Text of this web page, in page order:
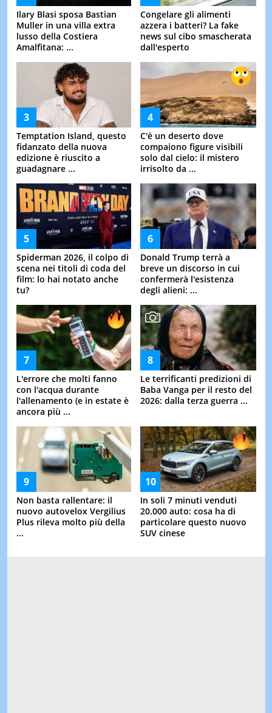
Ilary Blasi sposa Bastian
Muller in una villa extra
lusso della Costiera
Amalfitana: ...
Congelare gli alimenti
azzera i batteri? La fake
news sul cibo smascherata
dall'esperto
Temptation Island, questo
fidanzato della nuova
edizione è riuscito a
guadagnare ...
C'è un deserto dove
compaiono figure visibili
solo dal cielo: il mistero
irrisolto da ...
Spiderman 2026, il colpo di
scena nei titoli di coda del
film: lo hai notato anche
tu?
Donald Trump terrà a
breve un discorso in cui
confermerà l'esistenza
degli alieni: ...
L'errore che molti fanno
con l'acqua durante
l'allenamento (e in estate è
ancora più ...
Le terrificanti predizioni di
Baba Vanga per il resto del
2026: dalla terza guerra ...
Non basta rallentare: il
nuovo autovelox Vergilius
Plus rileva molto più della
...
In soli 7 minuti venduti
20.000 auto: cosa ha di
particolare questo nuovo
SUV cinese